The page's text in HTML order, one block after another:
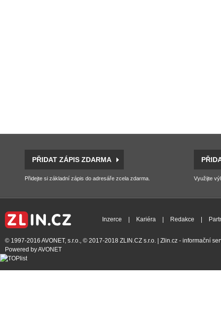
PŘIDAT ZÁPIS ZDARMA
Přidejte si základní zápis do adresáře zcela zdarma. Využijte
Inzerce Kariéra Redakce
© 1997-2016 AVONET, s.r.o., © 2017-2018 ZLIN.CZ s.r.o. | Zlin.cz - informační
Powered byAVONET